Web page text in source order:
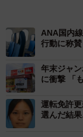
ANA国内
行動に称賛
年末ジャ
に衝撃 「
運転免許
選んだ結